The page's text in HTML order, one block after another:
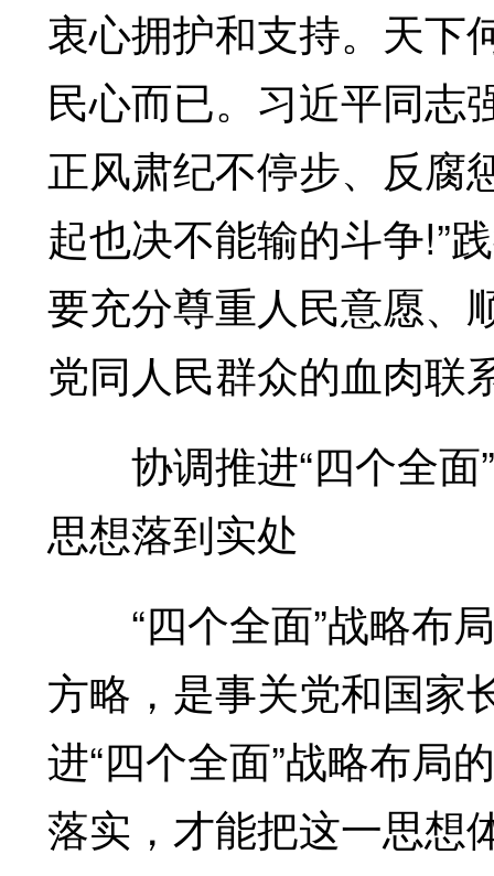
衷心拥护和支持。天下
民心而已。习近平同志
正风肃纪不停步、反腐
起也决不能输的斗争!”
要充分尊重人民意愿、
党同人民群众的血肉联
协调推进“四个全面”
思想落到实处
“四个全面”战略布局
方略，是事关党和国家
进“四个全面”战略布局
落实，才能把这一思想